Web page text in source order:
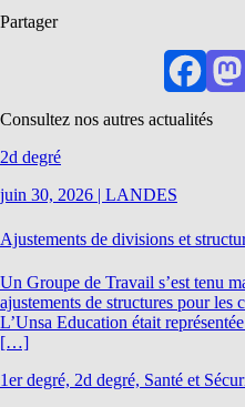
Partager
Consultez nos autres actualités
2d degré
juin 30, 2026 | LANDES
Ajustements de divisions et
Un Groupe de Travail s’est tenu
ajustements de structures pour les
L’Unsa Education était
[…]
1er degré, 2d degré, Santé et